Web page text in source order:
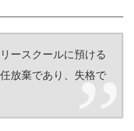
ースクールに預ける
放棄であり、失格で